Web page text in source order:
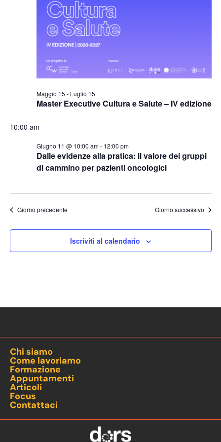
Master Executive Cultura e Salute – IV edizione
Maggio 15 - Luglio 15
10:00 am
Dalle evidenze alla pratica: il valore dei gruppi
di cammino per pazienti oncologici
Giugno 11 @ 10:00 am- 12:00 pm
Giorno precedente Giorno successivo
Iscriviti al calendario
Chi siamo
Come lavoriamo
Formazione
Appuntamenti
Articoli
Focus
Contattaci